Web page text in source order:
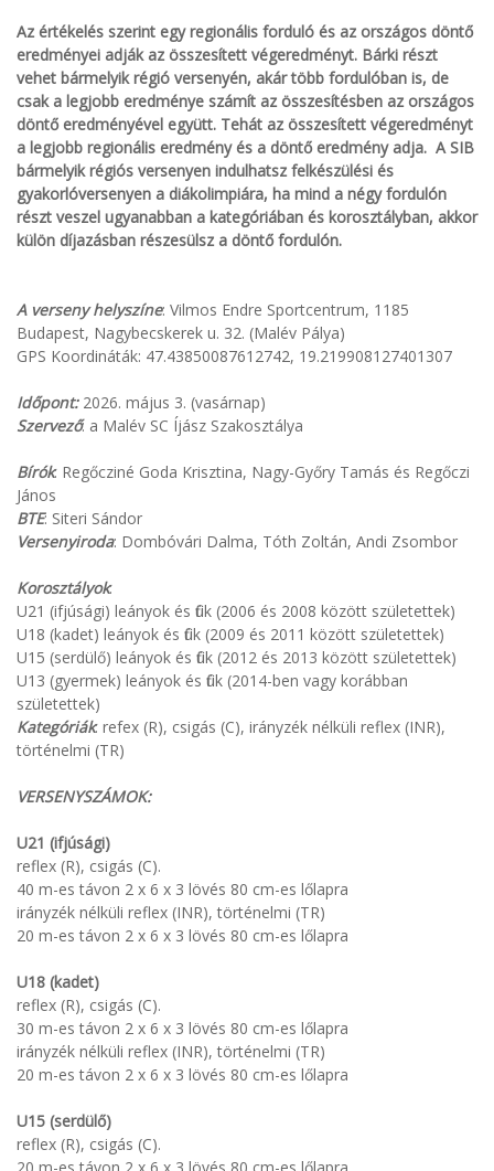
Az értékelés szerint egy regionális forduló és az országos döntő
eredményei adják az összesített végeredményt. Bárki részt
vehet bármelyik régió versenyén, akár több fordulóban is, de
csak a legjobb eredménye számít az összesítésben az országos
döntő eredményével együtt. Tehát az összesített végeredményt
a legjobb regionális eredmény és a döntő eredmény adja. A SIB
bármelyik régiós versenyen indulhatsz felkészülési és
gyakorlóversenyen a diákolimpiára, ha mind a négy fordulón
részt veszel ugyanabban a kategóriában és korosztályban, akkor
külön díjazásban részesülsz a döntő fordulón.
A verseny helyszíne: Vilmos Endre Sportcentrum, 1185
Budapest, Nagybecskerek u. 32. (Malév Pálya)
GPS Koordináták: 47.43850087612742, 19.219908127401307
Időpont: 2026. május 3. (vasárnap)
Szervező: a Malév SC Íjász Szakosztálya
Bírók: Regőcziné Goda Krisztina, Nagy-Győry Tamás és Regőczi
János
BTE: Siteri Sándor
Versenyiroda: Dombóvári Dalma, Tóth Zoltán, Andi Zsombor
Korosztályok:
U21 (ifjúsági) leányok és fiúk (2006 és 2008 között születettek)
U18 (kadet) leányok és fiúk (2009 és 2011 között születettek)
U15 (serdülő) leányok és fiúk (2012 és 2013 között születettek)
U13 (gyermek) leányok és fiúk (2014-ben vagy korábban
születettek)
Kategóriák: refex (R), csigás (C), irányzék nélküli reflex (INR),
történelmi (TR)
VERSENYSZÁMOK:
U21 (ifjúsági)
reflex (R), csigás (C).
40 m-es távon 2 x 6 x 3 lövés 80 cm-es lőlapra
irányzék nélküli reflex (INR), történelmi (TR)
20 m-es távon 2 x 6 x 3 lövés 80 cm-es lőlapra
U18 (kadet)
reflex (R), csigás (C).
30 m-es távon 2 x 6 x 3 lövés 80 cm-es lőlapra
irányzék nélküli reflex (INR), történelmi (TR)
20 m-es távon 2 x 6 x 3 lövés 80 cm-es lőlapra
U15 (serdülő)
reflex (R), csigás (C).